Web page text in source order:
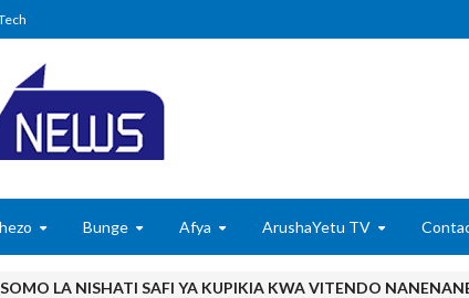
Bunge Afya ArushaYetu TV
LA NISHATI SAFI YA KUPIKIA KWA VITENDO